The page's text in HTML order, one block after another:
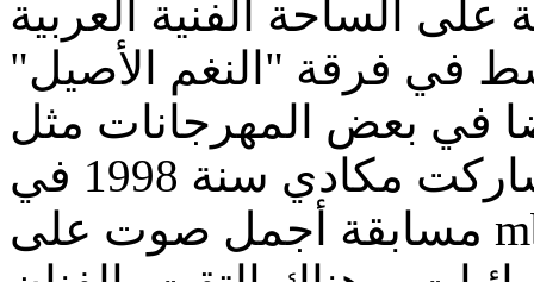
في فرقة "النغم الأصيل"
في بعض المهرجانات مثل
مهرجان جرش سنة 1997. شاركت مكادي سنة 1998 في
مسابقة أجمل صوت على mbc.fm وكانت من بين العشرة